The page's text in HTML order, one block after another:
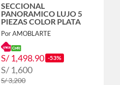
SECCIONAL
PANORAMICO LUJO 5
PIEZAS COLOR PLATA
Por AMOBLARTE
S/ 1,498.90 -53%
S/ 1,600
S/ 3,200